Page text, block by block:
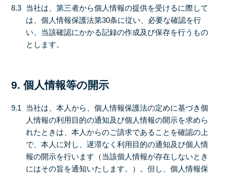
8.3 当社は、第三者から個人情報の提供を受けるに際して
は、個人情報保護法第30条に従い、必要な確認を行
い、当該確認にかかる記録の作成及び保存を行うもの
とします。
9. 個人情報等の開示
9.1
当社は、本人から、個人情報保護法の定めに基づき個
人情報の利用目的の通知及び個人情報の開示を求めら
れたときは、本人からのご請求であることを確認の上
で、本人に対し、遅滞なく利用目的の通知及び個人情
報の開示を行います（当該個人情報が存在しないとき
にはその旨を通知いたします。）。但し、個人情報保